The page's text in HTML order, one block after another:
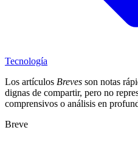
Tecnología
Los artículos Breves son notas
dignas de compartir, pero no
comprensivos o análisis en
Breve